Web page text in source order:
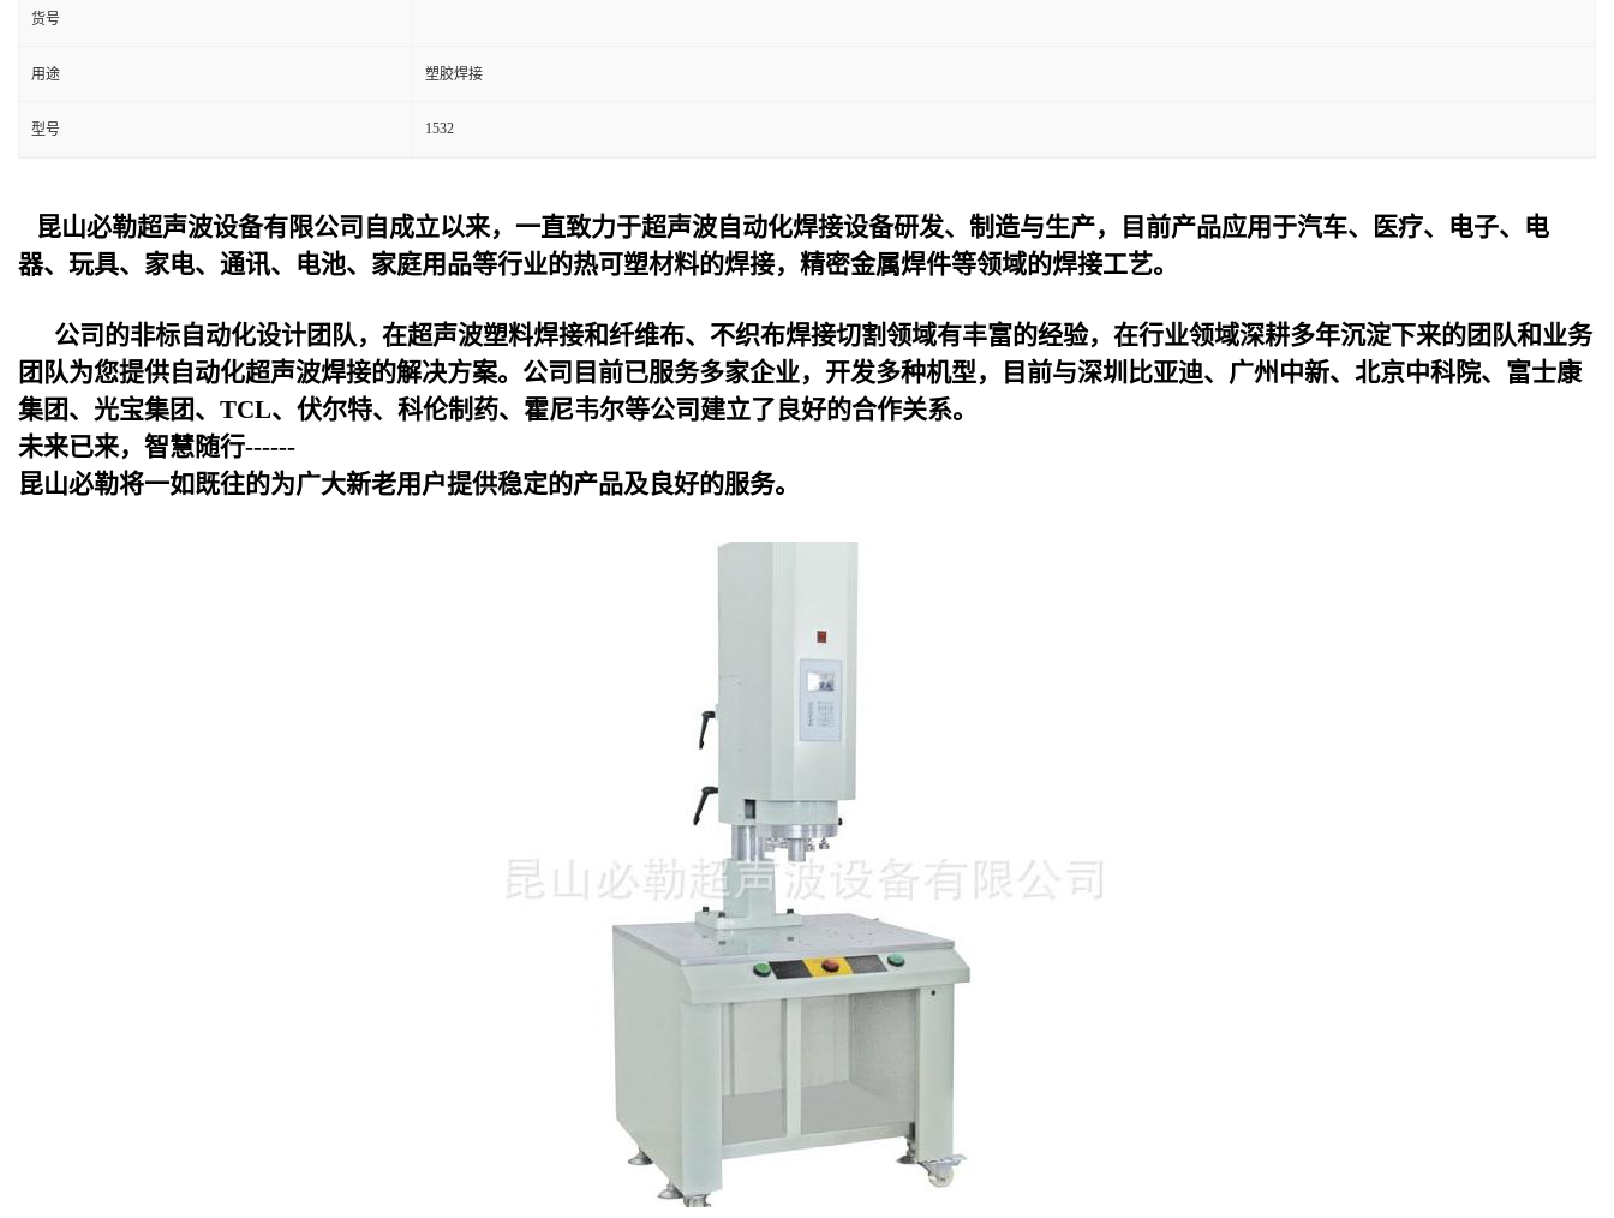
货号
用途 塑胶焊接
型号 1532
昆山必勒超声波设备有限公司自成立以来，一直致力于超声波自动化焊接设备研发、制造与生产，目前产品应用于汽车、医疗、电子、电
器、玩具、家电、通讯、电池、家庭用品等行业的热可塑材料的焊接，精密金属焊件等领域的焊接工艺。
公司的非标自动化设计团队，在超声波塑料焊接和纤维布、不织布焊接切割领域有丰富的经验，在行业领域深耕多年沉淀下来的团队和业务
团队为您提供自动化超声波焊接的解决方案。公司目前已服务多家企业，开发多种机型，目前与深圳比亚迪、广州中新、北京中科院、富士康
集团、光宝集团、TCL、伏尔特、科伦制药、霍尼韦尔等公司建立了良好的合作关系。
未来已来，智慧随行------
昆山必勒将一如既往的为广大新老用户提供稳定的产品及良好的服务。